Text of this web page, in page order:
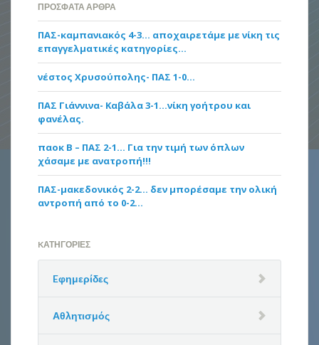
ΠΡΌΣΦΑΤΑ ΆΡΘΡΑ
ΠΑΣ-καμπανιακός 4-3… αποχαιρετάμε με νίκη τις
επαγγελματικές κατηγορίες…
νέστος Χρυσούπολης- ΠΑΣ 1-0…
ΠΑΣ Γιάννινα- Καβάλα 3-1…νίκη γοήτρου και
φανέλας.
παοκ Β – ΠΑΣ 2-1… Για την τιμή των όπλων
χάσαμε με ανατροπή!!!
ΠΑΣ-μακεδονικός 2-2… δεν μπορέσαμε την ολική
αντροπή από το 0-2…
KΑΤΗΓΟΡΊΕΣ
Eφημερίδες
Αθλητισμός